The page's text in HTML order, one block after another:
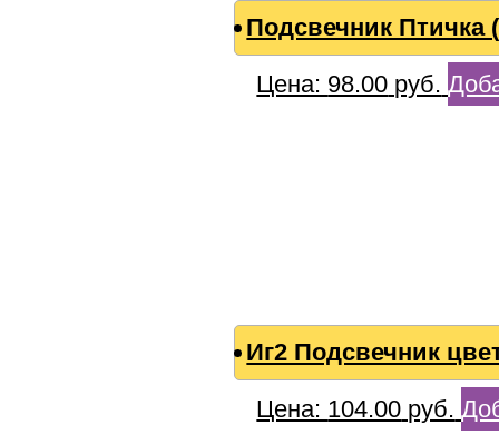
Подсвечник Птичка
Цена: 98.00 руб.
Иг2 Подсвечник
Цена: 104.00 руб.